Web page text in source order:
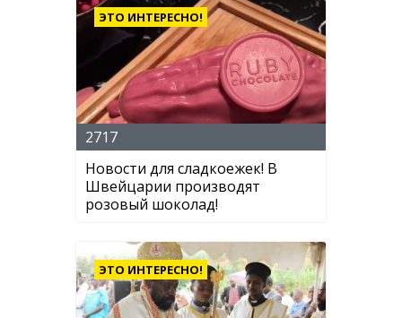
ЭТО ИНТЕРЕСНО!
2717
Новости для сладкоежек! В
Швейцарии производят
розовый шоколад!
ЭТО ИНТЕРЕСНО!